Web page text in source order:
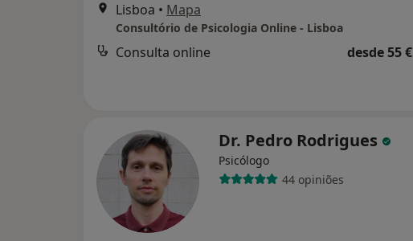
Lisboa • Mapa
Consultório de Psicologia Online - Lisboa
Consulta online desde 55 €
Dr. Pedro Rodrigues
Psicólogo
44 opiniões